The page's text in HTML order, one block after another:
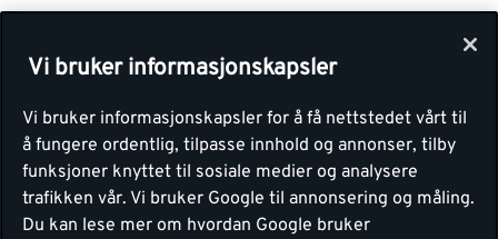
Vi bruker informasjonskapsler
Vi bruker informasjonskapsler for å få nettstedet vårt til
å fungere ordentlig, tilpasse innhold og annonser, tilby
funksjoner knyttet til sosiale medier og analysere
trafikken vår. Vi bruker Google til annonsering og måling.
Du kan lese mer om hvordan Google bruker